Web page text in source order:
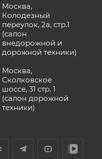
Москва,
Колодезный
переулок, 2а, стр.1
(салон
внедорожной и
дорожной техники)
Москва,
Сколковское
шоссе, 31 стр. 1
(салон дорожной
техники)